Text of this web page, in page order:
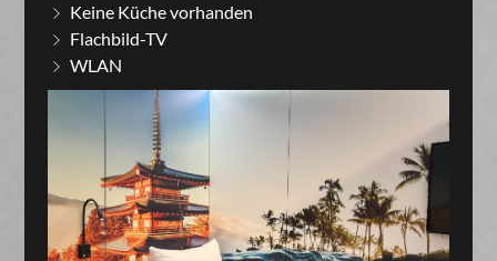
Keine Küche vorhanden
Flachbild-TV
WLAN